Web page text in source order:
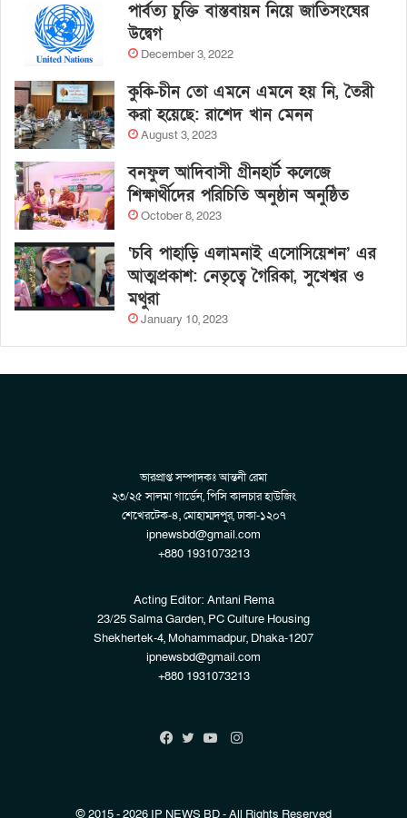
পার্বত্য চুক্তি বাস্তবায়ন নিয়ে জাতিসংঘের
উদ্বেগ
December 3, 2022
কুকি-চীন তো এমনে এমনে হয় নি, তৈরী
করা হয়েছে: রাশেদ খান মেনন
August 3, 2023
বনফুল আদিবাসী গ্রীনহার্ট কলেজে
শিক্ষার্থীদের পরিচিতি অনুষ্ঠান অনুষ্ঠিত
October 8, 2023
‘চবি পাহাড়ি এলামনাই এসোসিয়েশন’ এর
আত্মপ্রকাশ: নেতৃত্বে গৈরিকা, সুখেশ্বর ও
মথুরা
January 10, 2023
ভারপ্রাপ্ত সম্পাদকঃ আন্তনী রেমা
২৩/২৫ সালমা গার্ডেন, পিসি কালচার হাউজিং
শেখেরটেক-৪, মোহাম্মদপুর, ঢাকা-১২০৭
ipnewsbd@gmail.com
+880 1931073213
Acting Editor: Antani Rema
23/25 Salma Garden, PC Culture Housing
Shekhertek-4, Mohammadpur, Dhaka-1207
ipnewsbd@gmail.com
+880 1931073213
Instagram
© 2015 - 2026 IP NEWS BD - All Rights Reserved